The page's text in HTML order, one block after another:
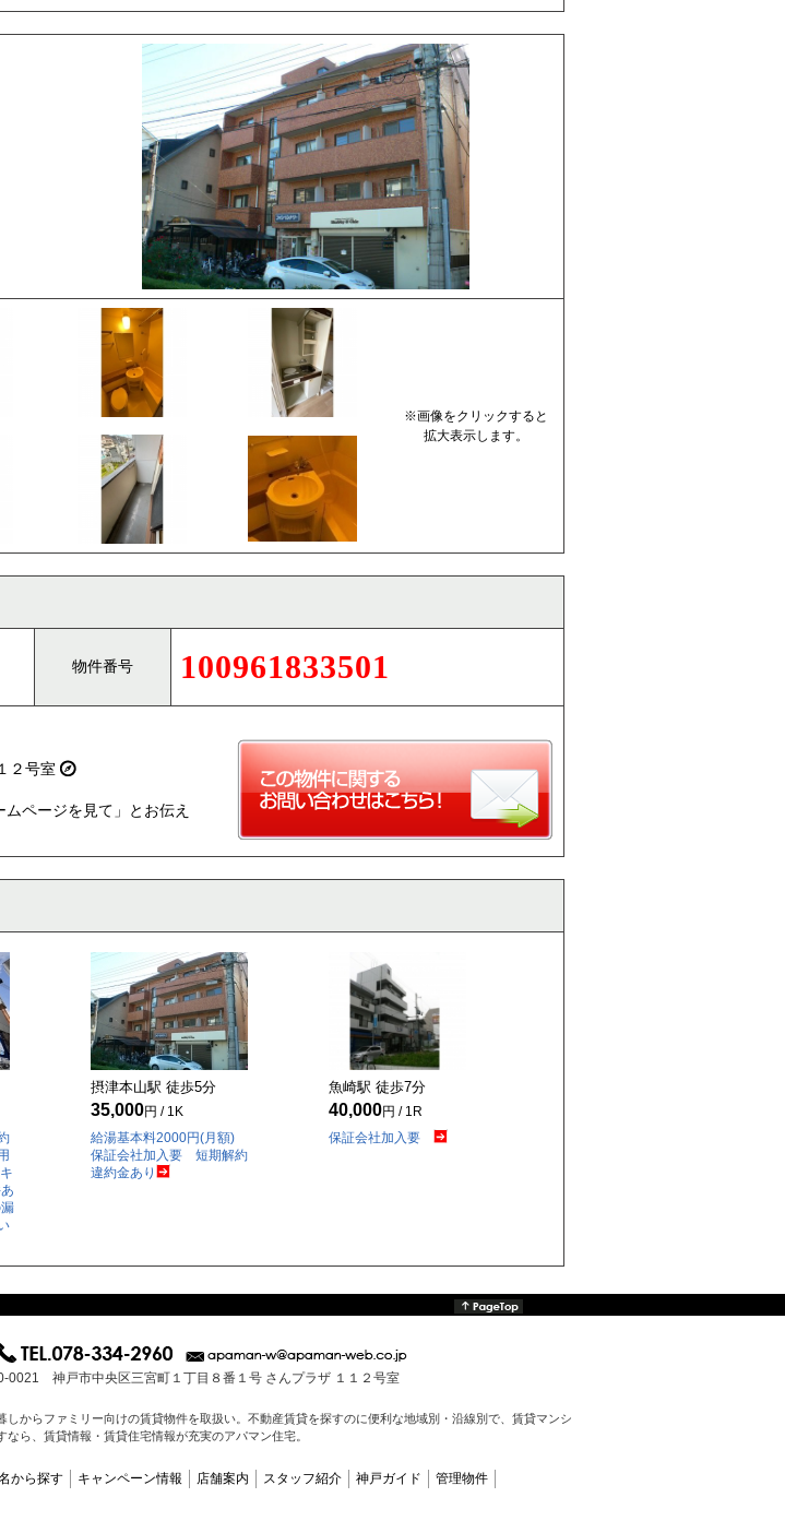
※画像をクリックすると
拡大表示します。
物件番号 100961833501
２号室
ページを見て」とお伝え
摂津本山駅 徒歩5分
35,000円 / 1K
給湯基本料2000円(月額)
保証会社加入要 短期解約
違約金あり
魚崎駅 徒歩7分
40,000円 / 1R
保証会社加入要
神戸市中央区三宮町１丁目８番１号 さんプラザ １１２号室
からファミリー向けの賃貸物件を取扱い。不動産賃貸を探すのに便利な地域別・沿線別で、賃貸マンシ
ら、賃貸情報・賃貸住宅情報が充実のアパマン住宅。
から探す キャンペーン情報 店舗案内 スタッフ紹介 神戸ガイド
管理物件